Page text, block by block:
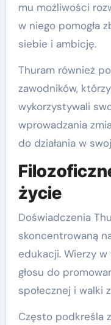
mu możliwości
w niego pomogła
siebie i ambicję.
Thuram również
zawodników,
wykorzystywali
wprowadzania
do działania w
życie
Doświadczenia
skoncentrowaną
edukacji. Wierzy
głosu do
społecznej i walki
Często podkreśla